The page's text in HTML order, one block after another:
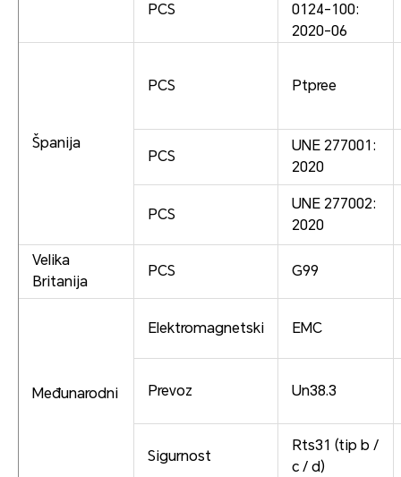
PCS
0124-100:
2020-06
Španija
PCS Ptpree
PCS
UNE 277001:
2020
PCS
UNE 277002:
2020
Velika
Britanija
PCS G99
Međunarodni
Elektromagnetski EMC
Prevoz Un38.3
Sigurnost
Rts31 (tip b /
c / d)